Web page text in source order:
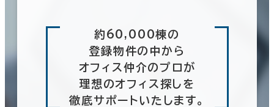
約60,000棟の
登録物件の中から
オフィス仲介のプロが
理想のオフィス探しを
徹底サポートいたします。
262室(99棟)
築年数